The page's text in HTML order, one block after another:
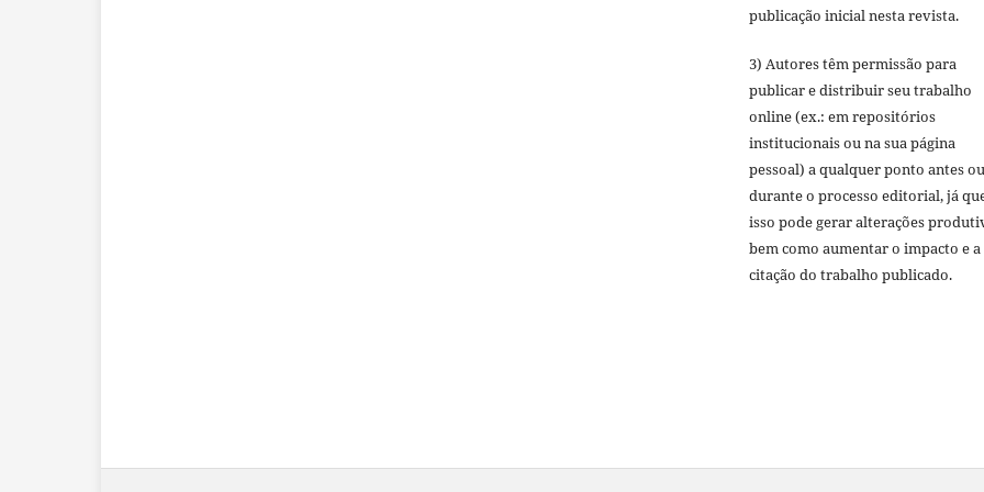
publicação inicial nesta revista.
3) Autores têm permissão para
publicar e distribuir seu trabalho
online (ex.: em repositórios
institucionais ou na sua página
pessoal) a qualquer ponto antes ou
durante o processo editorial, já
isso pode gerar alterações
bem como aumentar o impacto e a
citação do trabalho publicado.